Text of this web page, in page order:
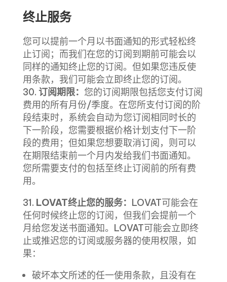
终止服务
您可以提前一个月以书面通知的形式轻松终
止订阅；而我们在您的订阅到期前可能会以
同样的通知终止您的订阅。但如果您违反使
用条款，我们可能会立即终止您的订阅。
30. 订阅期限： 您的订阅期限包括您支付订阅
费用的所有月份/季度。在您所支付订阅的阶
段结束时，系统会自动为您订阅相同时长的
下一阶段，您需要根据价格计划支付下一阶
段的费用；但如果您想要取消订阅，则可以
在期限结束前一个月内发给我们书面通知。
您所需要支付的包括至终止订阅前的所有费
用。
31. LOVAT终止您的服务： LOVAT可能会在
任何时候终止您的订阅，但我们会提前一个
月给您发送书面通知。LOVAT可能会立即终
止或推迟您的订阅或服务器的使用权限，如
果：
破坏本文所述的任一使用条款，且没有在